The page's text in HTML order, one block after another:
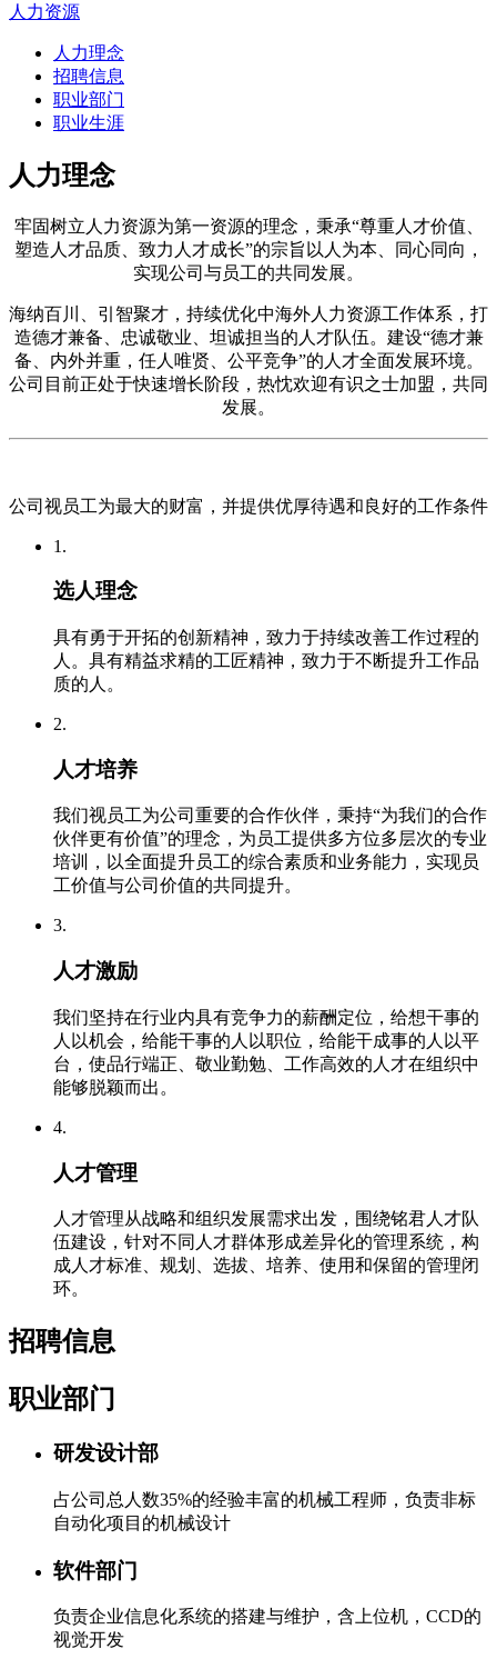
人力资源
人力理念
招聘信息
职业部门
职业生涯
人力理念
牢固树立人力资源为第一资源的理念，秉承“尊重人才价值、
塑造人才品质、致力人才成长”的宗旨以人为本、同心同向，
实现公司与员工的共同发展。
海纳百川、引智聚才，持续优化中海外人力资源工作体系，打
造德才兼备、忠诚敬业、坦诚担当的人才队伍。建设“德才兼
备、内外并重，任人唯贤、公平竞争”的人才全面发展环境。
公司目前正处于快速增长阶段，热忱欢迎有识之士加盟，共同
发展。
公司视员工为最大的财富，并提供优厚待遇和良好的工作条件
1.
选人理念
具有勇于开拓的创新精神，致力于持续改善工作过程的
人。具有精益求精的工匠精神，致力于不断提升工作品
质的人。
2.
人才培养
我们视员工为公司重要的合作伙伴，秉持“为我们的合作
伙伴更有价值”的理念，为员工提供多方位多层次的专业
培训，以全面提升员工的综合素质和业务能力，实现员
工价值与公司价值的共同提升。
3.
人才激励
我们坚持在行业内具有竞争力的薪酬定位，给想干事的
人以机会，给能干事的人以职位，给能干成事的人以平
台，使品行端正、敬业勤勉、工作高效的人才在组织中
能够脱颖而出。
4.
人才管理
人才管理从战略和组织发展需求出发，围绕铭君人才队
伍建设，针对不同人才群体形成差异化的管理系统，构
成人才标准、规划、选拔、培养、使用和保留的管理闭
环。
招聘信息
职业部门
研发设计部
占公司总人数35%的经验丰富的机械工程师，负责非标
自动化项目的机械设计
软件部门
负责企业信息化系统的搭建与维护，含上位机，CCD的
视觉开发